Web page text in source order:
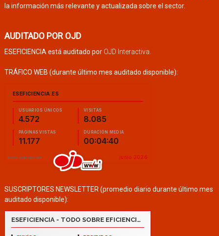
la información más relevante y actualizada sobre el sector.
AUDITADO POR OJD
ESEFICIENCIA está auditado por OJD Interactiva
TRÁFICO WEB (durante último mes auditado disponible):
SUSCRIPTORES NEWSLETTER (promedio diario durante último mes
auditado disponible):